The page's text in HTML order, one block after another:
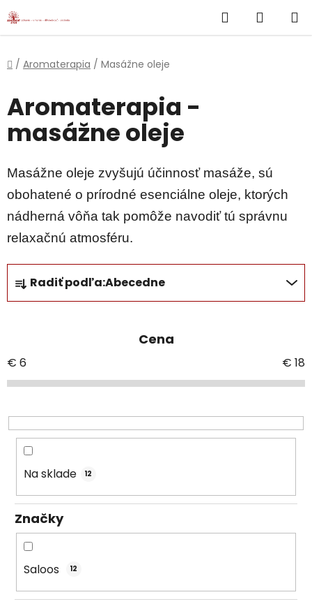
Prejsť
na
Hľadať
KOŠÍK
Domov
/ Aromaterapia / Masážne oleje
Aromaterapia -
masážne oleje
Masážne oleje zvyšujú účinnosť masáže, sú
obohatené o prírodné esenciálne oleje, ktorých
nádherná vôňa tak pomôže navodiť tú správnu
relaxačnú atmosféru.
R
a
d
i
e
r
o
o
Radiť podľa:Abecedne
Cena
€ 6 € 18
Na sklade 12
Značky
Saloos 12